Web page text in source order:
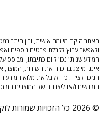
האתר הוקם מיוזמה אישית, ובין היתר
ולאפשר ערוץ לקבלת פרטים נוספים
המידע שניתן נכון ליום כתיבתו,
איננו מייצג בהכרח את השירות,
הנזכר לצידו. כדי לקבל את מלוא המידע
המורשים ו/או ליצרנים של המוצרים
© 2026 כל הזכויות שמורות לוקסלר את דוידוביץ'